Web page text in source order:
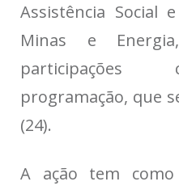
Assistência Social
Minas e
participações
programação, que
(24).
A ação tem